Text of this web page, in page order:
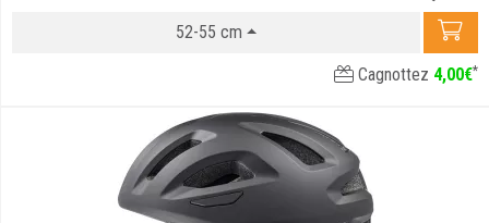
52-55 cm
Cagnottez 4,00€*